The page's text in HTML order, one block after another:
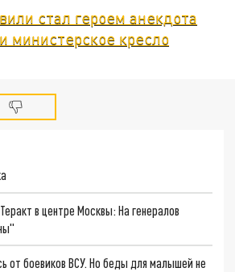
стал героем анекдота
министерское кресло
в центре Москвы: На генералов
от боевиков ВСУ. Но беды для малышей не